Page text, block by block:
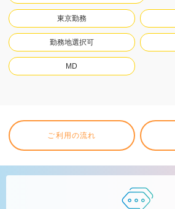
東京勤務
勤務地選択可
MD
ご利用の流れ